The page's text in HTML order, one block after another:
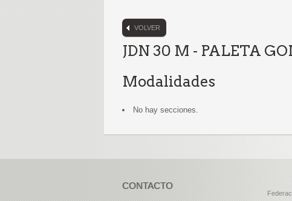
VOLVER
JDN 30 M - PALETA
Modalidades
No hay secciones.
CONTACTO